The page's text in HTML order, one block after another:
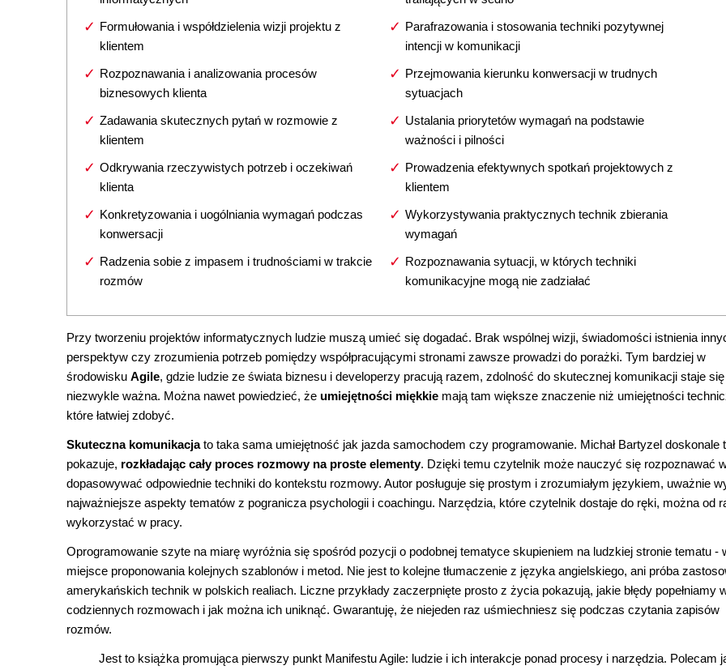
Formułowania i współdzielenia wizji projektu z
klientem
Rozpoznawania i analizowania procesów
biznesowych klienta
Zadawania skutecznych pytań w rozmowie z
klientem
Odkrywania rzeczywistych potrzeb i oczekiwań
klienta
Konkretyzowania i uogólniania wymagań podczas
konwersacji
Radzenia sobie z impasem i trudnościami w trakcie
rozmów
Parafrazowania i stosowania techniki pozytywnej
intencji w komunikacji
Przejmowania kierunku konwersacji w trudnych
sytuacjach
Ustalania priorytetów wymagań na podstawie
ważności i pilności
Prowadzenia efektywnych spotkań projektowych z
klientem
Wykorzystywania praktycznych technik zbierania
wymagań
Rozpoznawania sytuacji, w których techniki
komunikacyjne mogą nie zadziałać
Przy tworzeniu projektów informatycznych ludzie muszą umieć się dogadać. Brak wspólnej wizji, świadomości istnienia
perspektyw czy zrozumienia potrzeb pomiędzy współpracującymi stronami zawsze prowadzi do porażki. Tym bardziej w
środowisku Agile, gdzie ludzie ze świata biznesu i developerzy pracują razem, zdolność do skutecznej komunikacji staje się
niezwykle ważna. Można nawet powiedzieć, że umiejętności miękkie mają tam większe znaczenie niż umiejętności
które łatwiej zdobyć.
Skuteczna komunikacjato taka sama umiejętność jak jazda samochodem czy programowanie. Michał Bartyzel doskonale
pokazuje, rozkładając cały proces rozmowy na proste elementy. Dzięki temu czytelnik może nauczyć się rozpoznawać
dopasowywać odpowiednie techniki do kontekstu rozmowy. Autor posługuje się prostym i zrozumiałym językiem, uważnie
najważniejsze aspekty tematów z pogranicza psychologii i coachingu. Narzędzia, które czytelnik dostaje do ręki, można od
wykorzystać w pracy.
Oprogramowanie szyte na miarę wyróżnia się spośród pozycji o podobnej tematyce skupieniem na ludzkiej stronie tematu -
miejsce proponowania kolejnych szablonów i metod. Nie jest to kolejne tłumaczenie z języka angielskiego, ani próba
amerykańskich technik w polskich realiach. Liczne przykłady zaczerpnięte prosto z życia pokazują, jakie błędy popełniamy
codziennych rozmowach i jak można ich uniknąć. Gwarantuję, że niejeden raz uśmiechniesz się podczas czytania zapisów
rozmów.
Jest to książka promująca pierwszy punkt Manifestu Agile: ludzie i ich interakcje ponad procesy i narzędzia. Polecam